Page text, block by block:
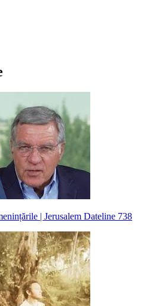
| Jerusalem Dateline 738